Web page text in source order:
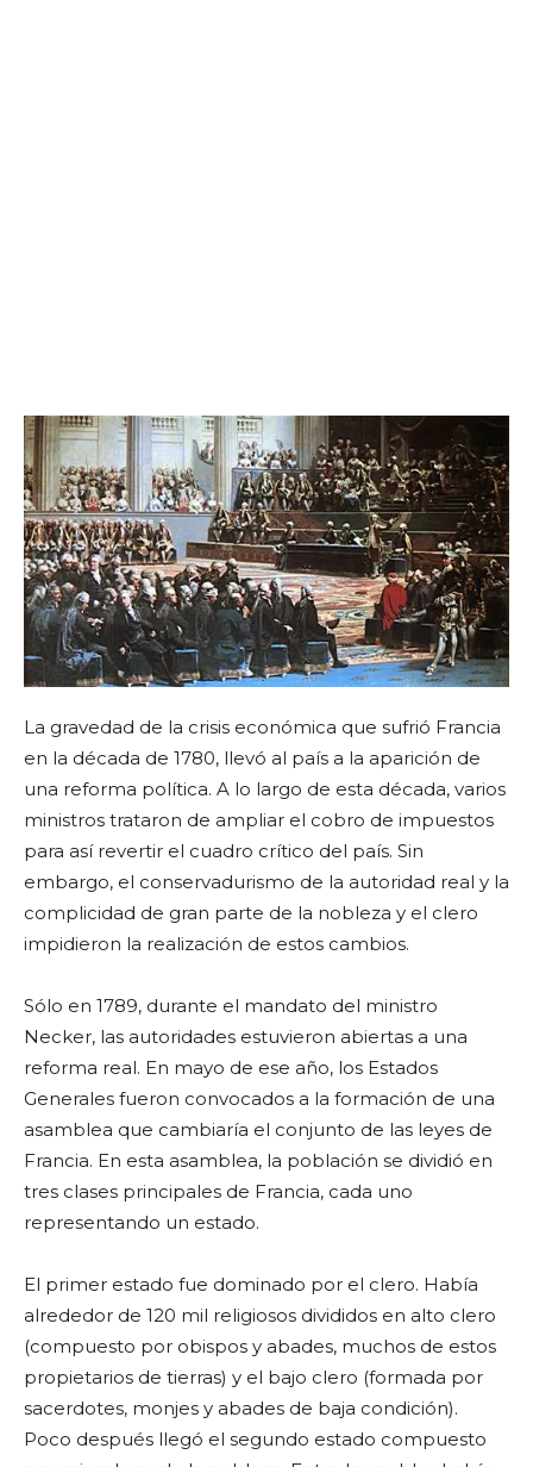
La gravedad de la crisis económica que sufrió Francia
en la década de 1780, llevó al país a la aparición de
una reforma política. A lo largo de esta década, varios
ministros trataron de ampliar el cobro de impuestos
para así revertir el cuadro crítico del país. Sin
embargo, el conservadurismo de la autoridad real y la
complicidad de gran parte de la nobleza y el clero
impidieron la realización de estos cambios.
Sólo en 1789, durante el mandato del ministro
Necker, las autoridades estuvieron abiertas a una
reforma real. En mayo de ese año, los Estados
Generales fueron convocados a la formación de una
asamblea que cambiaría el conjunto de las leyes de
Francia. En esta asamblea, la población se dividió en
tres clases principales de Francia, cada uno
representando un estado.
El primer estado fue dominado por el clero. Había
alrededor de 120 mil religiosos divididos en alto clero
(compuesto por obispos y abades, muchos de estos
propietarios de tierras) y el bajo clero (formada por
sacerdotes, monjes y abades de baja condición).
Poco después llegó el segundo estado compuesto